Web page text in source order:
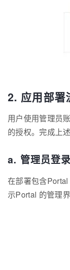
2. 应用部署
用户使用管理员
的授权。完成上
a. 管理员登录
在部署包含
示Portal 的管理